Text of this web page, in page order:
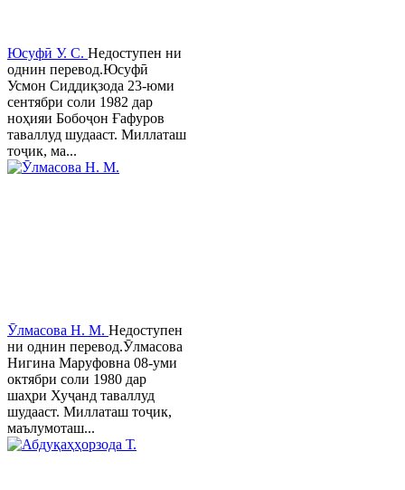
Юсуфӣ У. C. Недоступен ни
однин перевод.Юсуфӣ
Усмон Сиддиқзода 23-юми
сентябри соли 1982 дар
ноҳияи Бобоҷон Ғафуров
таваллуд шудааст. Миллаташ
тоҷик, ма...
Ӯлмасова Н. М. Недоступен
ни однин перевод.Ӯлмасова
Нигина Маруфовна 08-уми
октябри соли 1980 дар
шаҳри Хуҷанд таваллуд
шудааст. Миллаташ тоҷик,
маълумоташ...